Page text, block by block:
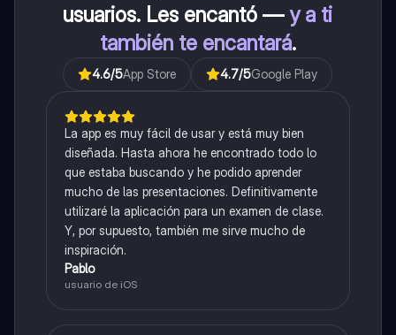
usuarios. Les encantó —y a ti
también te encantará.
4.6/5App Store 4.7/5Google Play
La app es muy fácil de usar y está muy bien
diseñada. Hasta ahora he encontrado todo lo
que estaba buscando y he podido aprender
mucho de las presentaciones. Definitivamente
utilizaré la aplicación para un examen de clase.
Y, por supuesto, también me sirve mucho de
inspiración.
Pablo
usuario de iOS